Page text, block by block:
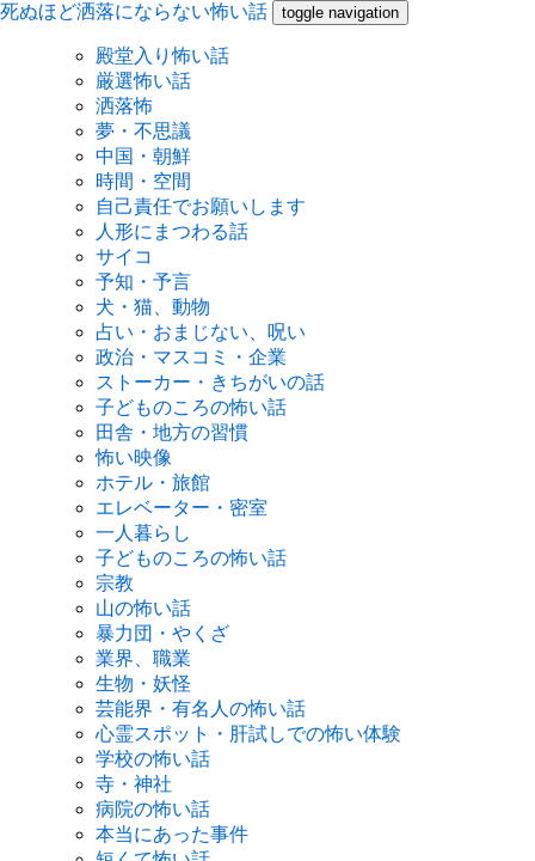
死ぬほど洒落にならない怖い話 toggle navigation
殿堂入り怖い話
厳選怖い話
洒落怖
夢・不思議
中国・朝鮮
時間・空間
自己責任でお願いします
人形にまつわる話
サイコ
予知・予言
犬・猫、動物
占い・おまじない、呪い
政治・マスコミ・企業
ストーカー・きちがいの話
子どものころの怖い話
田舎・地方の習慣
怖い映像
ホテル・旅館
エレベーター・密室
一人暮らし
子どものころの怖い話
宗教
山の怖い話
暴力団・やくざ
業界、職業
生物・妖怪
芸能界・有名人の怖い話
心霊スポット・肝試しでの怖い体験
学校の怖い話
寺・神社
病院の怖い話
本当にあった事件